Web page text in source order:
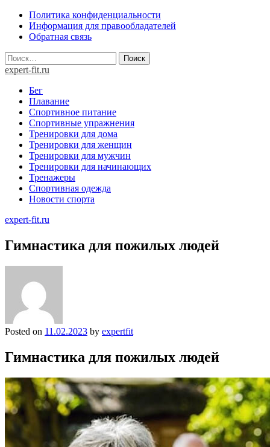
Skip
content
Политика конфиденциальности
Информация для правообладателей
Обратная связь
Найти:
expert-fit.ru
Бег
Плавание
Спортивное питание
Спортивные упражнения
Тренировки для дома
Тренировки для женщин
Тренировки для мужчин
Тренировки для начинающих
Тренажеры
Спортивная одежда
Новости спорта
expert-fit.ru
Гимнастика для пожилых людей
Posted on 11.02.2023 by expertfit
Гимнастика для пожилых людей